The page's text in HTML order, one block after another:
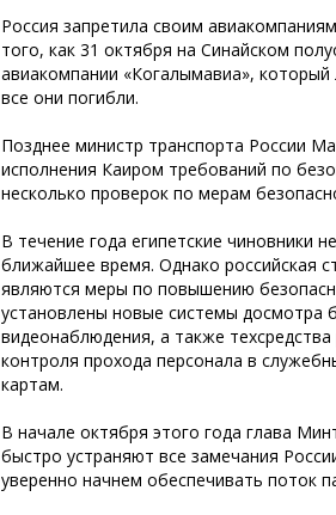
Россия запретила своим
того, как 31 октября на Синайском
авиакомпании «Когалымавиа»,
все они погибли.
Позднее министр транспорта России
исполнения Каиром требований по
несколько проверок по мерам
В течение года египетские чиновники
ближайшее время. Однако российская
являются меры по повышению
установлены новые системы досмотра
видеонаблюдения, а также
контроля прохода персонала в
картам.
В начале октября этого года глава
быстро устраняют все замечания
уверенно начнем обеспечивать поток